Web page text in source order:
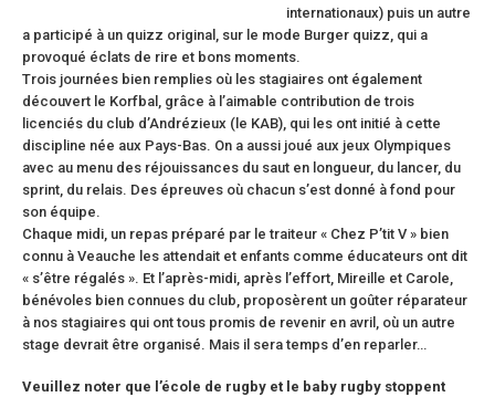
internationaux) puis un autre
a participé à un quizz original, sur le mode Burger quizz, qui a
provoqué éclats de rire et bons moments.
Trois journées bien remplies où les stagiaires ont également
découvert le Korfbal, grâce à l’aimable contribution de trois
licenciés du club d’Andrézieux (le KAB), qui les ont initié à cette
discipline née aux Pays-Bas. On a aussi joué aux jeux Olympiques
avec au menu des réjouissances du saut en longueur, du lancer, du
sprint, du relais. Des épreuves où chacun s’est donné à fond pour
son équipe.
Chaque midi, un repas préparé par le traiteur « Chez P’tit V » bien
connu à Veauche les attendait et enfants comme éducateurs ont dit
« s’être régalés ». Et l’après-midi, après l’effort, Mireille et Carole,
bénévoles bien connues du club, proposèrent un goûter réparateur
à nos stagiaires qui ont tous promis de revenir en avril, où un autre
stage devrait être organisé. Mais il sera temps d’en reparler…
Veuillez noter que l’école de rugby et le baby rugby stoppent